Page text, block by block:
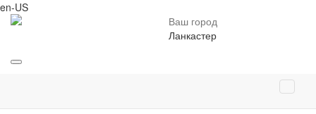
en-US
Ваш город
Ланкастер